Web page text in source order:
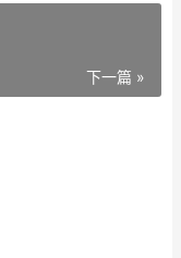
下一篇 »